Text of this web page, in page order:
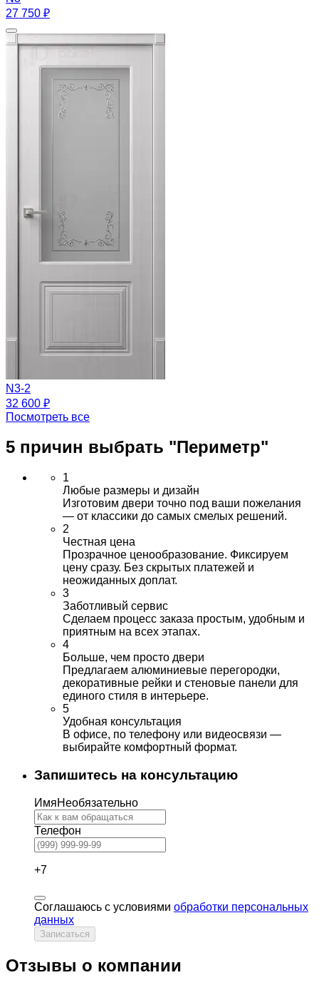
27 750 ₽
N3-2
32 600 ₽
Посмотреть все
5 причин выбрать "Периметр"
1
Любые размеры и дизайн
Изготовим двери точно под ваши пожелания
— от классики до самых смелых решений.
2
Честная цена
Прозрачное ценообразование. Фиксируем
цену сразу. Без скрытых платежей и
неожиданных доплат.
3
Заботливый сервис
Сделаем процесс заказа простым, удобным и
приятным на всех этапах.
4
Больше, чем просто двери
Предлагаем алюминиевые перегородки,
декоративные рейки и стеновые панели для
единого стиля в интерьере.
5
Удобная консультация
В офисе, по телефону или видеосвязи —
выбирайте комфортный формат.
Запишитесь на консультацию
ИмяНеобязательно
Телефон
+7
Соглашаюсь с условиями обработки персональных
данных
Записаться
Отзывы о компании